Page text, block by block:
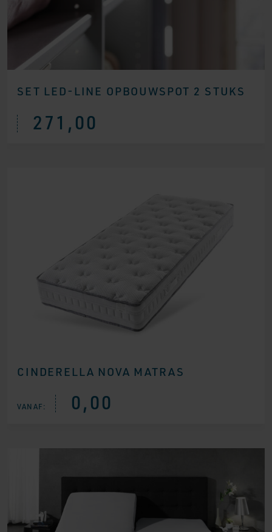
SET LED-LINE OPBOUWSPOT 2 STUKS
271,00
CINDERELLA NOVA MATRAS
VANAF: 0,00